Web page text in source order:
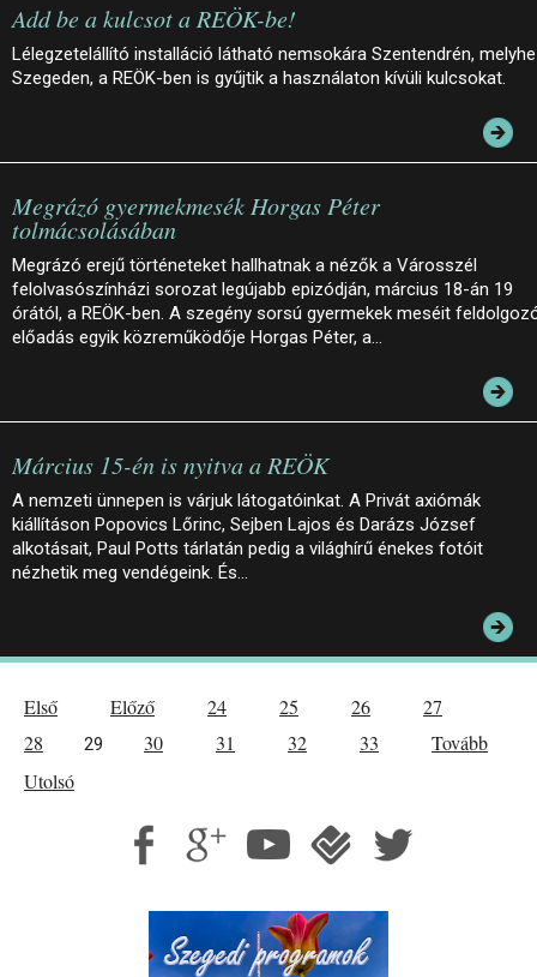
Add be a kulcsot a REÖK-be!
Lélegzetelállító installáció látható nemsokára Szentendrén,
Szegeden, a REÖK-ben is gyűjtik a használaton kívüli kulcsokat.
Megrázó gyermekmesék Horgas Péter
tolmácsolásában
Megrázó erejű történeteket hallhatnak a nézők a Városszél
felolvasószínházi sorozat legújabb epizódján, március 18-án 19
órától, a REÖK-ben. A szegény sorsú gyermekek meséit
előadás egyik közreműködője Horgas Péter, a…
Március 15-én is nyitva a REÖK
A nemzeti ünnepen is várjuk látogatóinkat. A Privát axiómák
kiállításon Popovics Lőrinc, Sejben Lajos és Darázs József
alkotásait, Paul Potts tárlatán pedig a világhírű énekes fotóit
nézhetik meg vendégeink. És…
Első Előző 24 25 26
27
28
29 30 31 32 33
Tovább
Utolsó